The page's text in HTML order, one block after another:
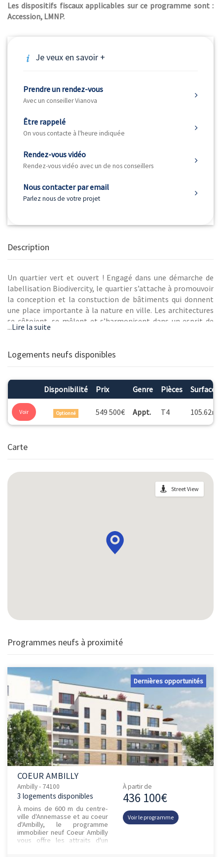
Les dispositifs fiscaux applicables sur ce programme sont :
Accession, LMNP.
Je veux en savoir +
Prendre un rendez-vous
Avec un conseiller Vianova
Être rappelé
On vous contacte à l'heure indiquée
Rendez-vous vidéo
Rendez-vous vidéo avec un de nos conseillers
Nous contacter par email
Parlez nous de votre projet
Description
Un quartier vert et ouvert ! Engagé dans une démarche de
labellisation Biodivercity, le quartier s’attache à promouvoir
la conception et la constuction de bâtiments qui donnent
une place importante à la nature en ville. Les architectures
se côtoient, se mêlent et s’harmonisent dans un esprit de
sobriété et d’élégance. Imaginés par deux cabinets de renom,
qualité de vie incomparable, entre ville, montagne et
...Lire la suite
Logements neufs disponibles
Disponibilité Prix Genre Pièces Surface
Voir Optionné 549 500€ Appt. T4 105.62m
Carte
Street View
Programmes neufs à proximité
Dernières opportunités
COEUR AMBILLY
Ambilly - 74100
3 logements disponibles
À moins de 600 m du centre-
ville d'Annemasse et au coeur
d'Ambilly, le programme
immobilier neuf Coeur Ambilly
vous offre les attraits d'un
À partir de
436 100€
Voir le programme